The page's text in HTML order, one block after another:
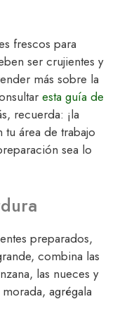
frescos para
ser crujientes y
más sobre la
esta guía de
recuerda: ¡la
tu área de trabajo
sea lo
preparados,
combina las
las nueces y
agrégala